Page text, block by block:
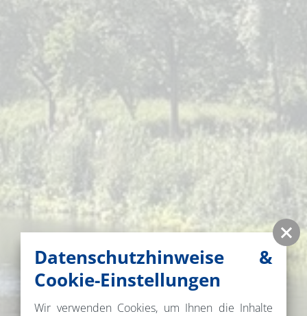
Datenschutzhinweise &
Cookie-Einstellungen
Wir verwenden Cookies, um Ihnen die Inhalte